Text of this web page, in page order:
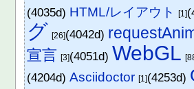
(4035d) HTML/レイアウト [1]
グ [26](4042d)
宣言 [3](4051d) WebGL
(4204d)Asciidoctor [1](4253d)